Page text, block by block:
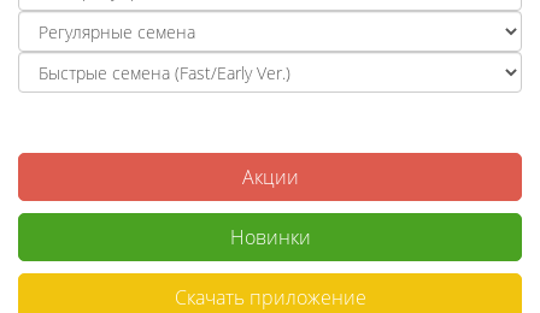
Акции
Новинки
Скачать приложение